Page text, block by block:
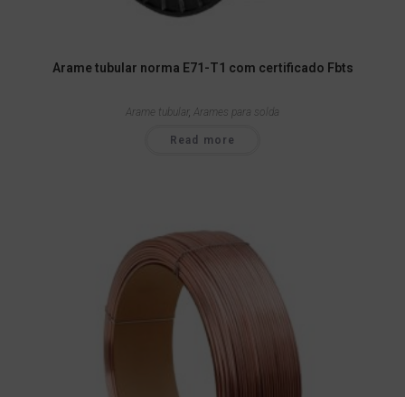
Arame tubular norma E71-T1 com certificado Fbts
Arame tubular, Arames para solda
Read more